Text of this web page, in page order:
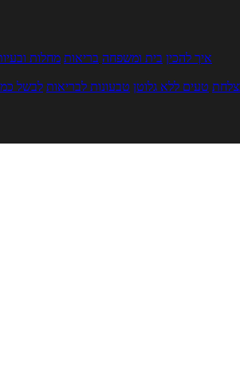
איך להכין בית ומשפחה בריאות מחלות
טעים ללא גלוטן טבעונות לבריאות לבשל